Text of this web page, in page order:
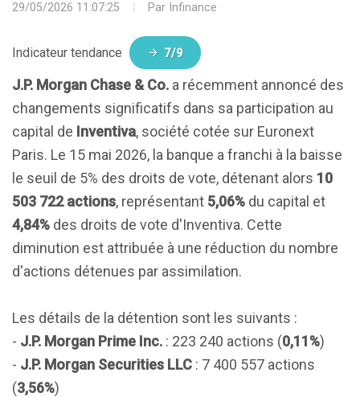
29/05/2026 11:07:25
Par Infinance
Indicateur tendance 7/9
J.P. Morgan Chase & Co. a récemment annoncé des
changements significatifs dans sa participation au
capital de Inventiva, société cotée sur Euronext
Paris. Le 15 mai 2026, la banque a franchi à la baisse
le seuil de 5% des droits de vote, détenant alors 10
503 722 actions, représentant 5,06% du capital et
4,84% des droits de vote d'Inventiva. Cette
diminution est attribuée à une réduction du nombre
d'actions détenues par assimilation.
Les détails de la détention sont les suivants :
- J.P. Morgan Prime Inc. : 223 240 actions (0,11%)
- J.P. Morgan Securities LLC : 7 400 557 actions
(3,56%)